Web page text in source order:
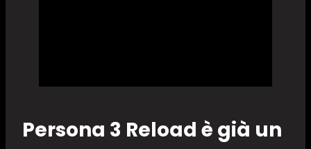
Persona 3 Reload è già un